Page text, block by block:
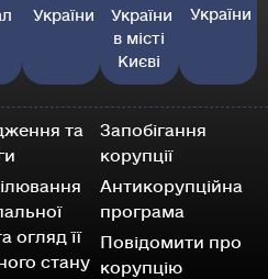
України
України
в місті
Києві
України
та
огляд її
стану
Запобігання
корупції
Антикорупційна
програма
Повідомити про
корупцію